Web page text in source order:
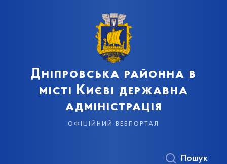
Дніпровська районна в
місті Києві державна
адміністрація
офіційний вебпортал
Пошук